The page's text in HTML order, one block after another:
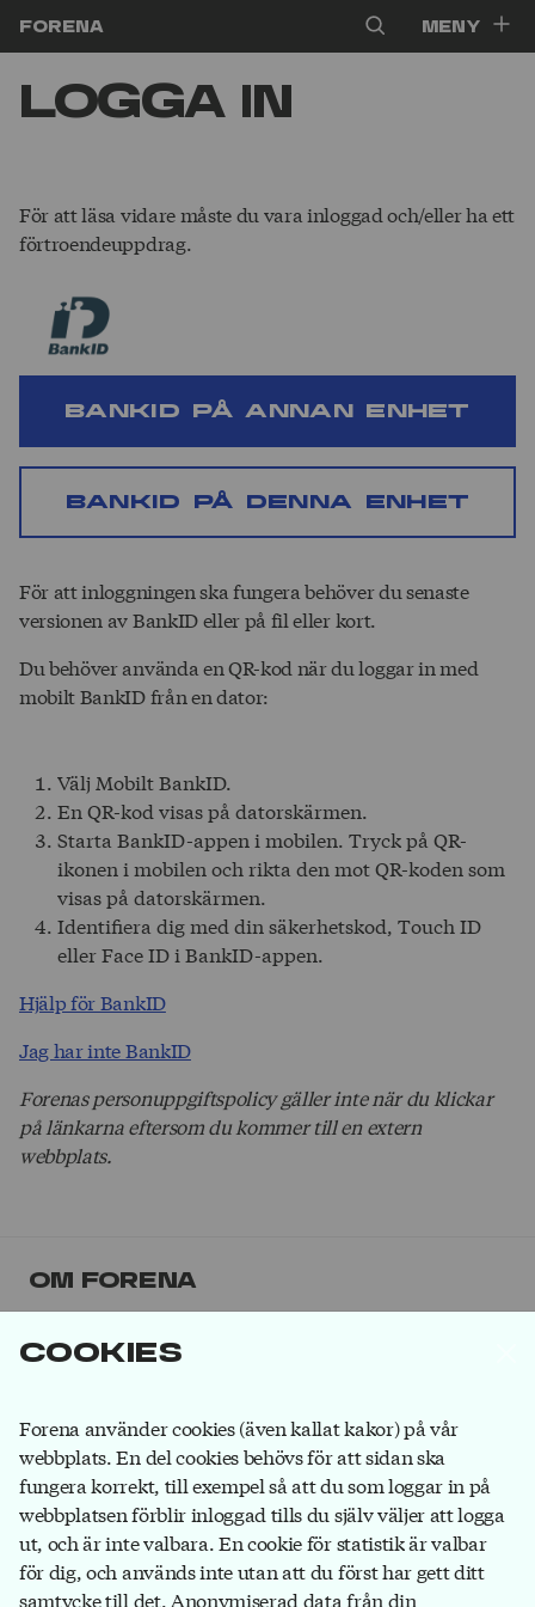
Cookies
Forena använder cookies (även kallat kakor) på vår
webbplats. En del cookies behövs för att sidan ska
fungera korrekt, till exempel så att du som loggar in på
webbplatsen förblir inloggad tills du själv väljer att logga
ut, och är inte valbara. En cookie för statistik är valbar
för dig, och används inte utan att du först har gett ditt
samtycke till det. Anonymiserad data från din
Forena Meny
Logga in
För att läsa vidare måste du vara inloggad och/eller ha ett
förtroendeuppdrag.
BankID på annan enhet
BankID på denna enhet
För att inloggningen ska fungera behöver du senaste
versionen av BankID eller på fil eller kort.
Du behöver använda en QR-kod när du loggar in med
mobilt BankID från en dator:
Välj Mobilt BankID.
En QR-kod visas på datorskärmen.
Starta BankID-appen i mobilen. Tryck på QR-
ikonen i mobilen och rikta den mot QR-koden som
visas på datorskärmen.
Identifiera dig med din säkerhetskod, Touch ID
eller Face ID i BankID-appen.
Hjälp för BankID
Jag har inte BankID
Forenas personuppgiftspolicy gäller inte när du klickar
på länkarna eftersom du kommer till en extern
webbplats.
Om Forena
Forena är det största facket inom
försäkringsbranschen. Våra medlemmar jobbar på
försäkringsbolag och hos försäkringsförmedlare.Bli
medlemdu också!
Forena
Box 1116